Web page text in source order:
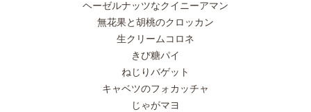
ヘーゼルナッツなクイニーアマン
無花果と胡桃のクロッカン
生クリームコロネ
きび糖パイ
ねじりバゲット
キャベツのフォカッチャ
じゃがマヨ